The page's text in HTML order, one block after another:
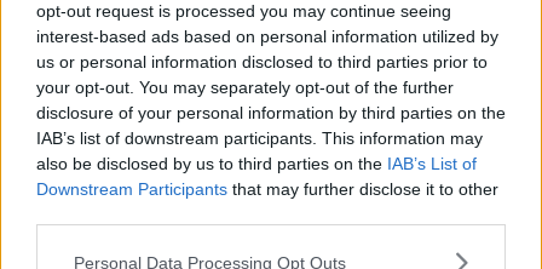
opt-out request is processed you may continue seeing
interest-based ads based on personal information utilized by
us or personal information disclosed to third parties prior to
your opt-out. You may separately opt-out of the further
disclosure of your personal information by third parties on the
IAB’s list of downstream participants. This information may
also be disclosed by us to third parties on the IAB’s List of
Downstream Participants that may further disclose it to other
Please note that this website/app uses one or more Google
Personal Data Processing Opt Outs
EXTRA
RALLY-SM BLIR AV SOM PLANERAT –
NYTT TILLSTÅND PÅ VÄG
MOTOR 16 juli 2026 11.20